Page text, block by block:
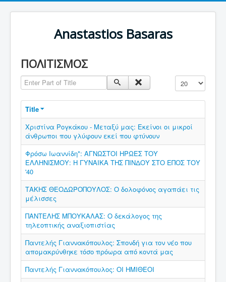
Anastastios Basaras
ΠΟΛΙΤΙΣΜΟΣ
Enter Part of Title Display #
Title
Χριστίνα Ρογκάκου - Μεταξύ μας: Εκείνοι οι μικροί
άνθρωποι που γλύφουν εκεί που φτύνουν
Φρόσω Ιωαννίδη*: ΑΓΝΩΣΤΟΙ ΗΡΩΕΣ ΤΟΥ
ΕΛΛΗΝΙΣΜΟΥ: Η ΓΥΝΑΙΚΑ ΤΗΣ ΠΙΝΔΟΥ ΣΤΟ ΕΠΟΣ ΤΟΥ
'40
ΤΑΚΗΣ ΘΕΟΔΩΡΟΠΟΥΛΟΣ: Ο δολοφόνος αγαπάει τις
μέλισσες
ΠΑΝΤΕΛΗΣ ΜΠΟΥΚΑΛΑΣ: Ο δεκάλογος της
τηλεοπτικής αναξιοπιστίας
Παντελής Γιαννακόπουλος: Σπονδή για τον νέο που
απομακρύνθηκε τόσο πρόωρα από κοντά μας
Παντελής Γιαννακόπουλος: ΟΙ ΗΜΙΘΕΟΙ